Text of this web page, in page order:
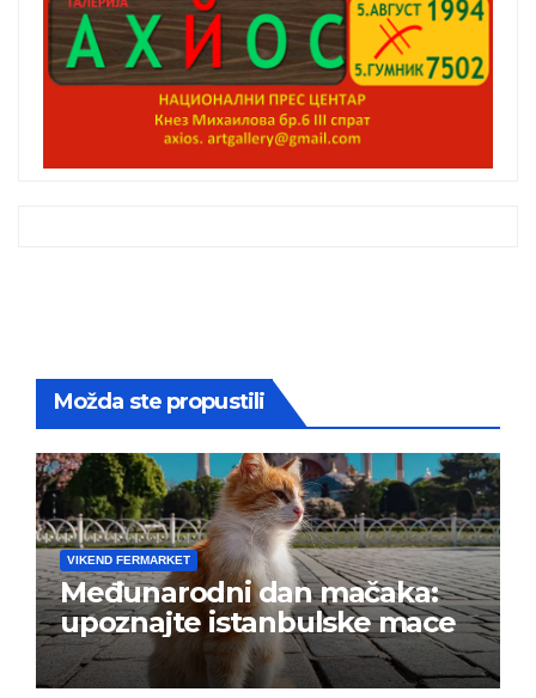
Možda ste propustili
VIKEND FERMARKET
Međunarodni dan mačaka:
upoznajte istanbulske mace